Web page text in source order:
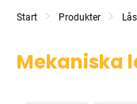
Start Produkter
Mekaniska